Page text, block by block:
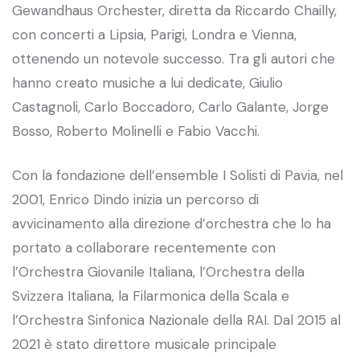
Gewandhaus Orchester, diretta da Riccardo Chailly,
con concerti a Lipsia, Parigi, Londra e Vienna,
ottenendo un notevole successo. Tra gli autori che
hanno creato musiche a lui dedicate, Giulio
Castagnoli, Carlo Boccadoro, Carlo Galante, Jorge
Bosso, Roberto Molinelli e Fabio Vacchi.
Con la fondazione dell’ensemble I Solisti di Pavia, nel
2001, Enrico Dindo inizia un percorso di
avvicinamento alla direzione d’orchestra che lo ha
portato a collaborare recentemente con
l’Orchestra Giovanile Italiana, l’Orchestra della
Svizzera Italiana, la Filarmonica della Scala e
l’Orchestra Sinfonica Nazionale della RAI. Dal 2015 al
2021 è stato direttore musicale principale